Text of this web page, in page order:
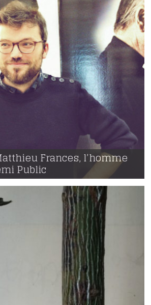
Frances, l’homme
Public
voir